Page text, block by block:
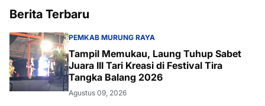
Berita Terbaru
PEMKAB MURUNG RAYA
Tampil Memukau, Laung Tuhup Sabet
Juara III Tari Kreasi di Festival Tira
Tangka Balang 2026
Agustus 09, 2026